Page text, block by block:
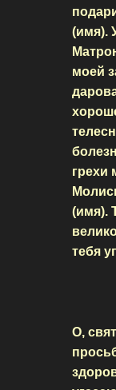
(имя).
моей
грехи
(имя).
тебя
О,